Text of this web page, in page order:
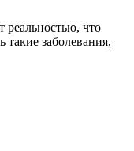
реальностью, что
такие заболевания,